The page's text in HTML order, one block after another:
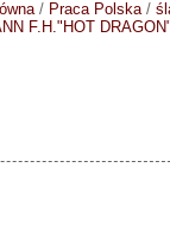
/ Praca Polska/
F.H."HOT